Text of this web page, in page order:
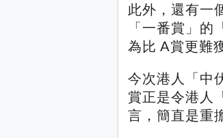
此外，還有一
「一番賞」
為比 A賞更難
今次港人「中
賞正是令港人
言，簡直是重